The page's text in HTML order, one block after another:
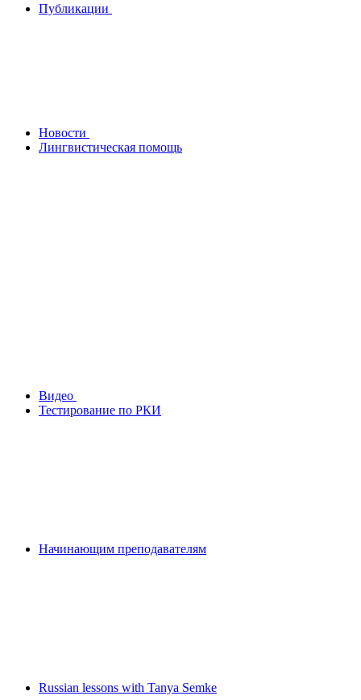
Публикации
Новости
Лингвистическая помощь
Видео
Тестирование по РКИ
Начинающим преподавателям
Russian lessons with Tanya Semke